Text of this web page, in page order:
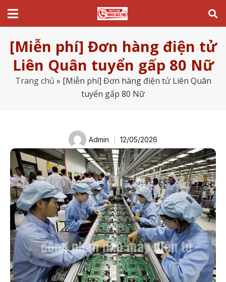
[Miễn phí] Đơn hàng điện tử
Liên Quân tuyển gấp 80 Nữ
Trang chủ » [Miễn phí] Đơn hàng điện tử Liên Quân
tuyển gấp 80 Nữ
Admin 12/05/2026